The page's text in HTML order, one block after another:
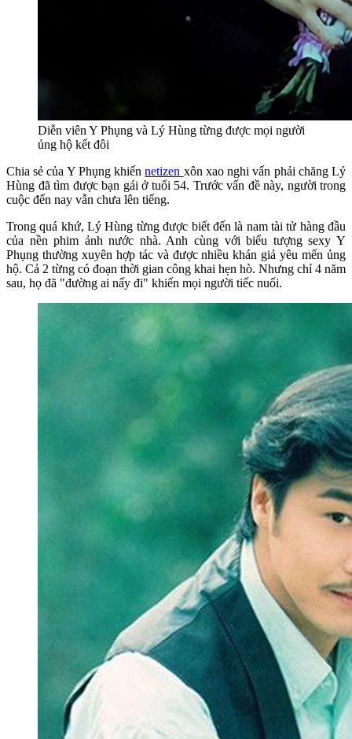
Diễn viên Y Phụng và Lý Hùng từng được mọi người
ủng hộ kết đôi
Chia sẻ của Y Phụng khiếnnetizen xôn xao nghi vấn phải chăng Lý
Hùng đã tìm được bạn gái ở tuổi 54. Trước vấn đề này, người trong
cuộc đến nay vẫn chưa lên tiếng.
Trong quá khứ, Lý Hùng từng được biết đến là nam tài tử hàng đầu
của nền phim ảnh nước nhà. Anh cùng với biểu tượng sexy Y
Phụng thường xuyên hợp tác và được nhiều khán giả yêu mến ủng
hộ. Cả 2 từng có đoạn thời gian công khai hẹn hò. Nhưng chỉ 4 năm
sau, họ đã "đường ai nấy đi" khiến mọi người tiếc nuối.